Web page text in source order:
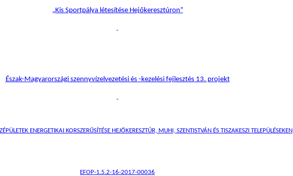
„Kis Sportpálya létesítése Hejőkeresztúron”
Észak-Magyarországi szennyvízelvezetési és -kezelési fejlesztés 13. projekt
ENERGETIKAI KORSZERŰSÍTÉSE HEJŐKERESZTÚR, MUHI, SZENTISTVÁN ÉS TISZAKESZI TELEPÜLÉSEKEN
EFOP-1.5.2-16-2017-00036